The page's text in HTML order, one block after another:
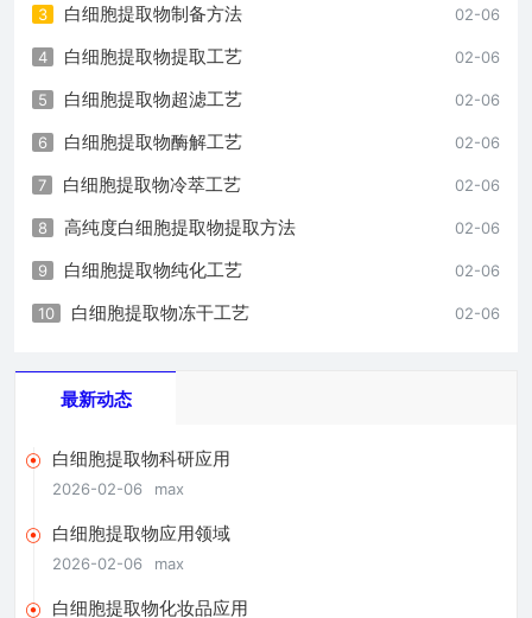
02-06
3 白细胞提取物制备方法
02-06
4 白细胞提取物提取工艺
02-06
5 白细胞提取物超滤工艺
02-06
6 白细胞提取物酶解工艺
02-06
7 白细胞提取物冷萃工艺
02-06
8 高纯度白细胞提取物提取方法
02-06
9 白细胞提取物纯化工艺
02-06
10 白细胞提取物冻干工艺
最新动态
白细胞提取物科研应用
2026-02-06 max
白细胞提取物应用领域
2026-02-06 max
白细胞提取物化妆品应用